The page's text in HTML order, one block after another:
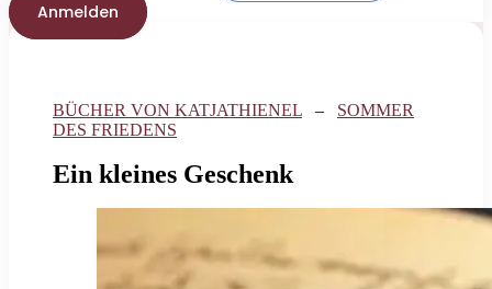
Anmelden
BÜCHER VON KATJATHIENEL – SOMMER
DES FRIEDENS
Ein kleines Geschenk